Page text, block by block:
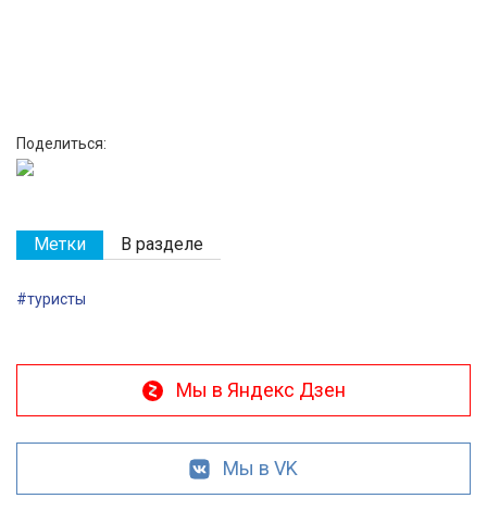
Поделиться:
Метки В разделе
#туристы
Мы в Яндекс Дзен
Мы в VK